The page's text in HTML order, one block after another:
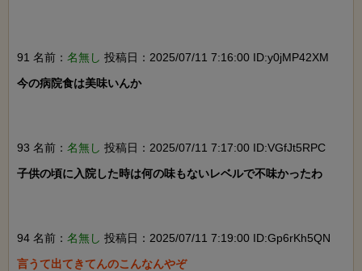
91 名前： 名無し 投稿日：2025/07/11 7:16:00 ID:y0jMP42XM
今の病院食は美味いんか
93 名前： 名無し 投稿日：2025/07/11 7:17:00 ID:VGfJt5RPC
子供の頃に入院した時は何の味もないレベルで不味かったわ
94 名前： 名無し 投稿日：2025/07/11 7:19:00 ID:Gp6rKh5QN
言うて出てきてんのこんなんやぞ